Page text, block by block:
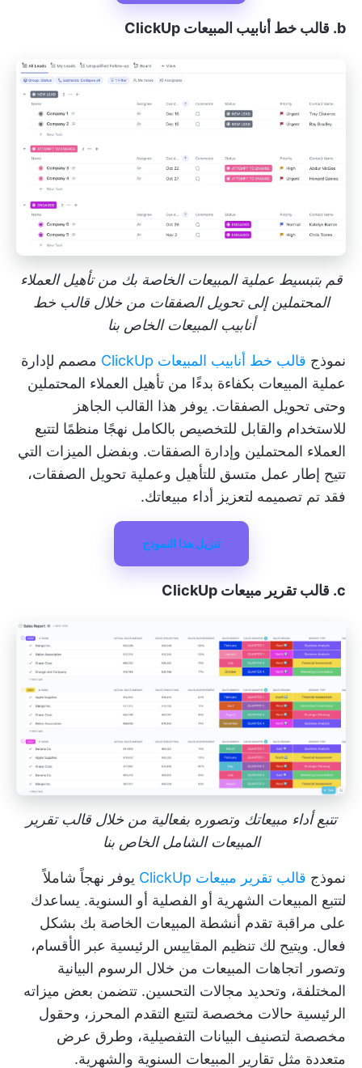
b. قالب خط أنابيب المبيعات ClickUp
قم بتبسيط عملية المبيعات الخاصة بك من تأهيل العملاء
المحتملين إلى تحويل الصفقات من خلال قالب خط
أنابيب المبيعات الخاص بنا
نموذج قالب خط أنابيب المبيعات ClickUp
مصمم لإدارة
عملية المبيعات بكفاءة بدءًا من تأهيل العملاء المحتملين
وحتى تحويل الصفقات. يوفر هذا القالب الجاهز
للاستخدام والقابل للتخصيص بالكامل نهجًا منظمًا لتتبع
العملاء المحتملين وإدارة الصفقات. وبفضل الميزات التي
تتيح إطار عمل متسق للتأهيل وعملية تحويل الصفقات،
فقد تم تصميمه لتعزيز أداء مبيعاتك.
تنزيل هذا النموذج
c. قالب تقرير مبيعات ClickUp
تتبع أداء مبيعاتك وتصوره بفعالية من خلال قالب تقرير
المبيعات الشامل الخاص بنا
نموذج قالب تقرير مبيعات ClickUp
يوفر نهجاً شاملاً
لتتبع المبيعات الشهرية أو الفصلية أو السنوية. يساعدك
على مراقبة تقدم أنشطة المبيعات الخاصة بك بشكل
فعال. ويتيح لك تنظيم المقاييس الرئيسية عبر الأقسام،
وتصور اتجاهات المبيعات من خلال الرسوم البيانية
المختلفة، وتحديد مجالات التحسين. تتضمن بعض ميزاته
الرئيسية حالات مخصصة لتتبع التقدم المحرز، وحقول
مخصصة لتصنيف البيانات التفصيلية، وطرق عرض
متعددة مثل تقارير المبيعات السنوية والشهرية.